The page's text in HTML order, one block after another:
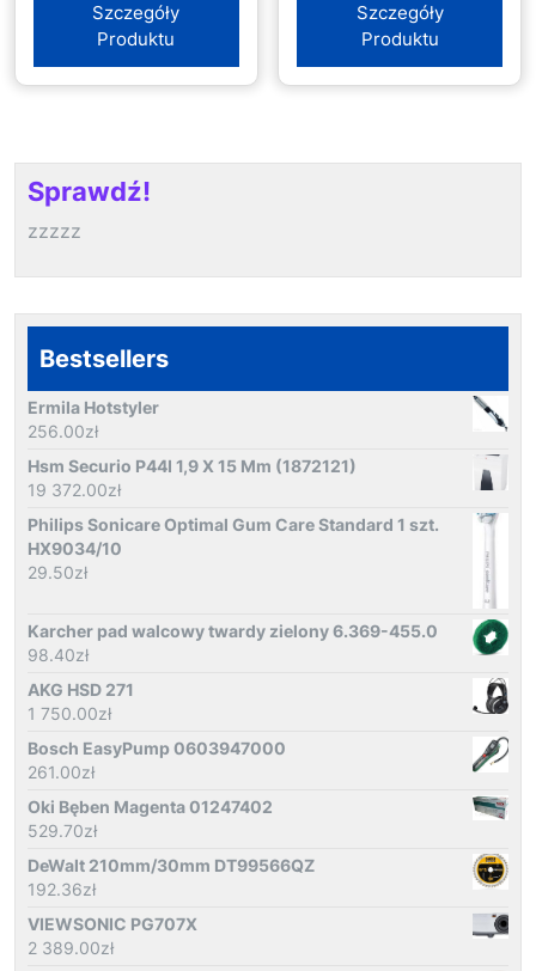
Szczegóły
Produktu
Szczegóły
Produktu
Sprawdź!
zzzzz
Bestsellers
Ermila Hotstyler
256.00zł
Hsm Securio P44I 1,9 X 15 Mm (1872121)
19 372.00zł
Philips Sonicare Optimal Gum Care Standard 1 szt.
HX9034/10
29.50zł
Karcher pad walcowy twardy zielony 6.369-455.0
98.40zł
AKG HSD 271
1 750.00zł
Bosch EasyPump 0603947000
261.00zł
Oki Bęben Magenta 01247402
529.70zł
DeWalt 210mm/30mm DT99566QZ
192.36zł
VIEWSONIC PG707X
2 389.00zł